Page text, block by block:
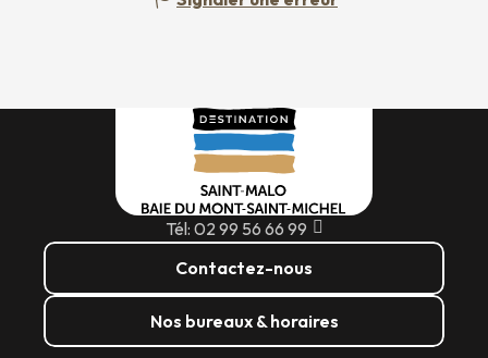
Tél: 02 99 56 66 99
Contactez-nous
Nos bureaux & horaires